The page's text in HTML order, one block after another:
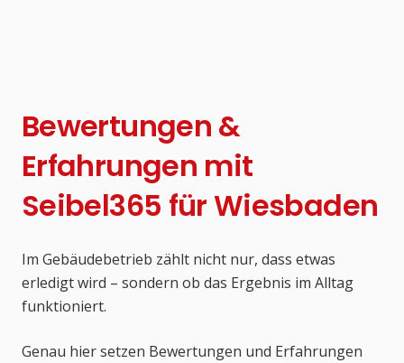
Bewertungen &
Erfahrungen mit
Seibel365 für Wiesbaden
Im Gebäudebetrieb zählt nicht nur, dass etwas
erledigt wird – sondern ob das Ergebnis im Alltag
funktioniert.
Genau hier setzen Bewertungen und Erfahrungen